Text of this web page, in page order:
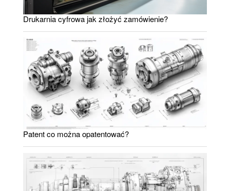
Drukarnia cyfrowa jak złożyć zamówienie?
Patent co można opatentować?